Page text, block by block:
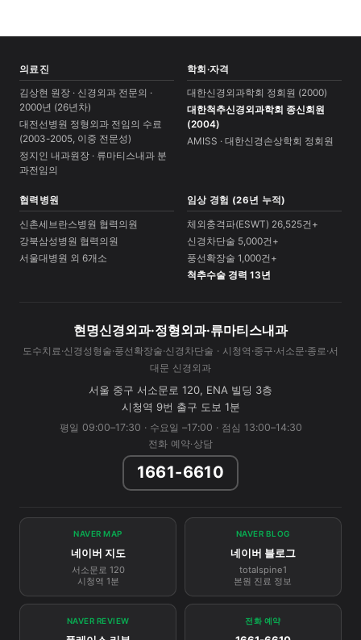
의료진
김상현 원장 · 신경외과 전문의 ·
2000년 (26년차)
대전선병원 정형외과 전임의 수료
(2003-2005, 이중 전문성)
정지인 내과원장 · 류마티스내과 분
과전임의
학회·자격
대한신경외과학회 정회원 (2000)
대한척추신경외과학회 종신회원
(2004)
AMISS · 대한신경손상학회 정회원
협력병원
신촌세브란스병원 협력의원
강북삼성병원 협력의원
서울대병원 외 6개소
임상 경험 (26년 누적)
체외충격파(ESWT) 26,525건+
신경차단술 5,000건+
풍선확장술 1,000건+
척추수술 경력 13년
현명신경외과·정형외과·류마티스내과
도수치료·신경성형술·풍선확장술·신경차단술 · 시청역·중구·서소문·종로·서
대문 신경외과
서울 중구 서소문로 120, ENA 빌딩 3층
시청역 9번 출구 도보 1분
평일 09:00–17:30 · 수요일 –17:00 · 점심 13:00–14:30
전화 예약·상담
1661-6610
NAVER MAP
네이버 지도
서소문로 120
시청역 1분
NAVER BLOG
네이버 블로그
totalspine1
본원 진료 정보
NAVER REVIEW 전화 예약